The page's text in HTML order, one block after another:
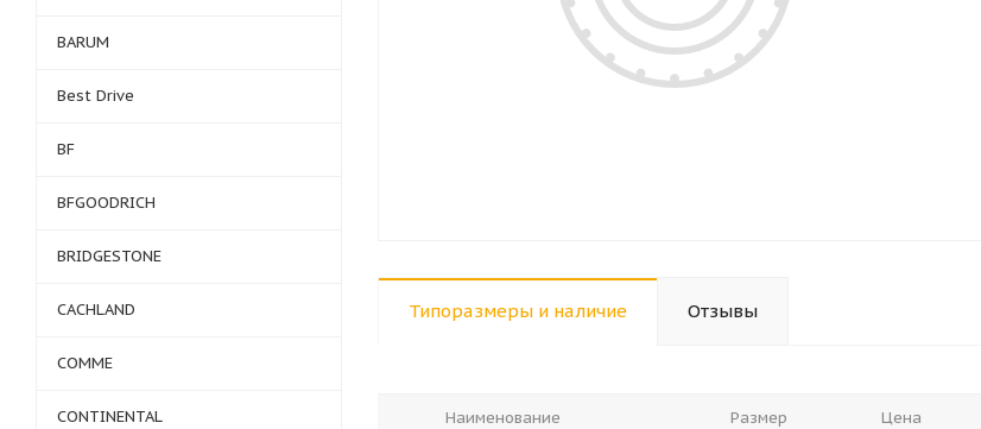
Типоразмеры и наличие Отзывы
Наименование Размер Цена
BARUM
Best Drive
BF
BFGOODRICH
BRIDGESTONE
CACHLAND
COMME
CONTINENTAL